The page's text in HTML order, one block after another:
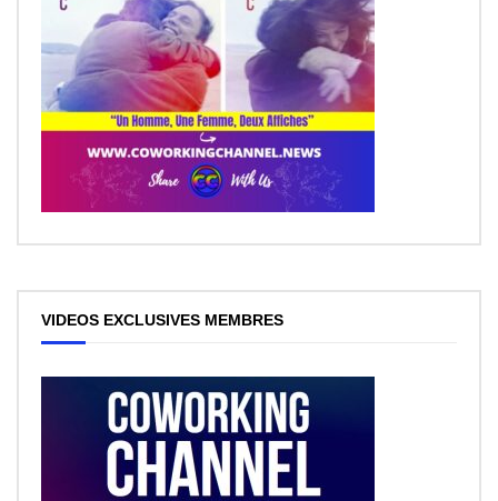
VIDEOS EXCLUSIVES MEMBRES